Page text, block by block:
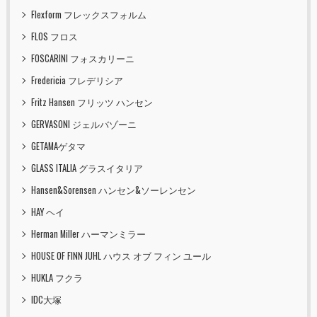
Flexform フレックスフォルム
FLOS フロス
FOSCARINI フォスカリーニ
Fredericia フレデリシア
Fritz Hansen フリッツ ハンセン
GERVASONI ジェルバゾーニ
GETAMAゲタマ
GLASS ITALIA グラスイタリア
Hansen&Sorensen ハンセン&ソーレンセン
HAY ヘイ
Herman Miller ハーマンミラー
HOUSE OF FINN JUHL ハウス オブ フィン ユール
HUKLA フクラ
IDC大塚